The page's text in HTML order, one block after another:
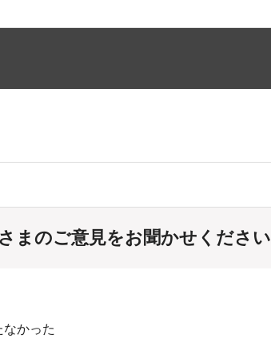
まのご意見をお聞かせください
かった